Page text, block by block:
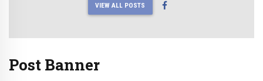
VIEW ALL POSTS
Post Banner